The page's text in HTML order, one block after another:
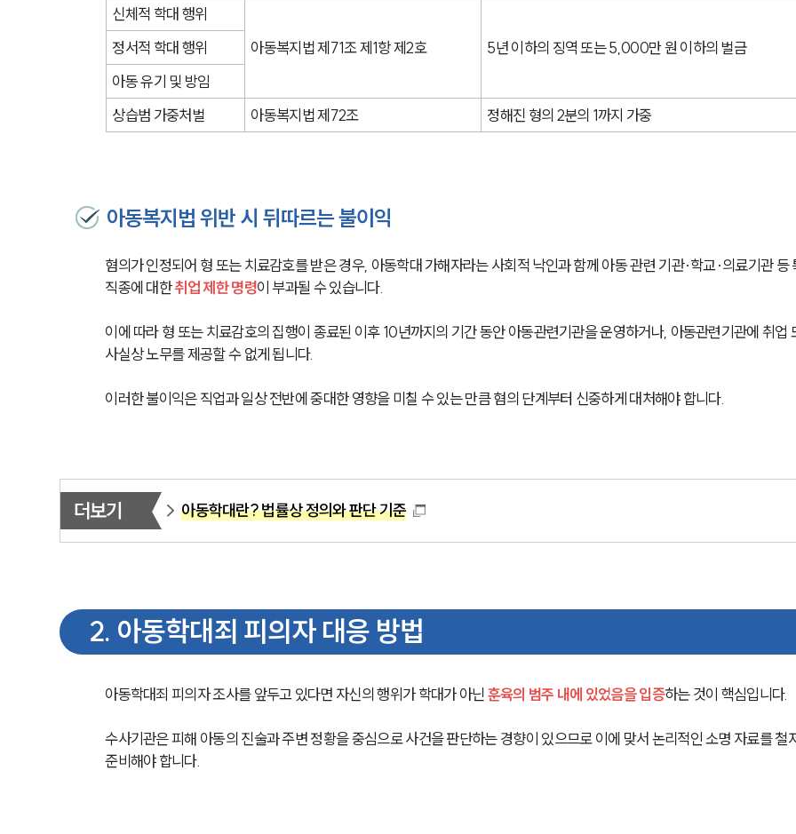
신체적 학대 행위
아동복지법 제71조 제1항 제2호
5년 이하의 징역 또는 5,000만 원 이하의 벌금
정서적 학대 행위
아동 유기 및 방임
상습범 가중처벌
아동복지법 제72조 정해진 형의 2분의 1까지 가중
아동복지법 위반 시 뒤따르는 불이익
혐의가 인정되어 형 또는 치료감호를 받은 경우, 아동학대 가해자라는 사회적 낙인과 함께 아동 관련 기관·학교·의료기관 등
직종에 대한 취업 제한 명령이 부과될 수 있습니다.
이에 따라 형 또는 치료감호의 집행이 종료된 이후 10년까지의 기간 동안 아동관련기관을 운영하거나, 아동관련기관에 취업
사실상 노무를 제공할 수 없게 됩니다.
이러한 불이익은 직업과 일상 전반에 중대한 영향을 미칠 수 있는 만큼 혐의 단계부터 신중하게 대처해야 합니다.
더보기 아동학대란? 법률상 정의와 판단 기준
2. 아동학대죄 피의자 대응 방법
아동학대죄 피의자 조사를 앞두고 있다면 자신의 행위가 학대가 아닌 훈육의 범주 내에 있었음을 입증하는 것이 핵심입니다.
수사기관은 피해 아동의 진술과 주변 정황을 중심으로 사건을 판단하는 경향이 있으므로 이에 맞서 논리적인 소명 자료를 철
준비해야 합니다.